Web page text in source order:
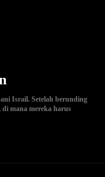
Israil. Setelah berunding
mana mereka harus